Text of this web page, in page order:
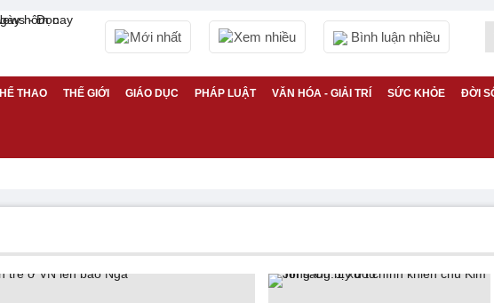
Mới nhất Xem nhiều Bình luận nhiều
THAO THẾ GIỚI GIÁO DỤC PHÁP LUẬT VĂN HÓA - GIẢI TRÍ SỨC KHỎE ĐỜI